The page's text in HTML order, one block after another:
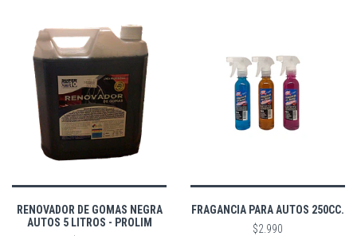
RENOVADOR DE GOMAS NEGRA
AUTOS 5 LITROS - PROLIM
FRAGANCIA PARA AUTOS 250CC.
$2.990